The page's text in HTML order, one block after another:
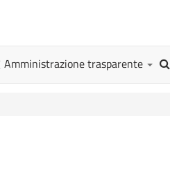
Amministrazione trasparente